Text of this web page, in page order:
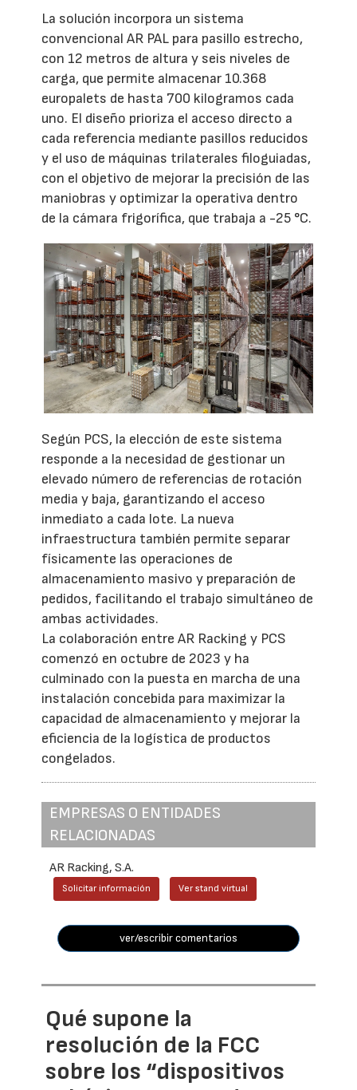
La solución incorpora un sistema
convencional AR PAL para pasillo estrecho,
con 12 metros de altura y seis niveles de
carga, que permite almacenar 10.368
europalets de hasta 700 kilogramos cada
uno. El diseño prioriza el acceso directo a
cada referencia mediante pasillos reducidos
y el uso de máquinas trilaterales filoguiadas,
con el objetivo de mejorar la precisión de las
maniobras y optimizar la operativa dentro
de la cámara frigorífica, que trabaja a -25 °C.
Según PCS, la elección de este sistema
responde a la necesidad de gestionar un
elevado número de referencias de rotación
media y baja, garantizando el acceso
inmediato a cada lote. La nueva
infraestructura también permite separar
físicamente las operaciones de
almacenamiento masivo y preparación de
pedidos, facilitando el trabajo simultáneo de
ambas actividades.
La colaboración entre AR Racking y PCS
comenzó en octubre de 2023 y ha
culminado con la puesta en marcha de una
instalación concebida para maximizar la
capacidad de almacenamiento y mejorar la
eficiencia de la logística de productos
congelados.
EMPRESAS O ENTIDADES
RELACIONADAS
AR Racking, S.A.
Solicitar información Ver stand virtual
ver/escribir comentarios
Qué supone la
resolución de la FCC
sobre los “dispositivos